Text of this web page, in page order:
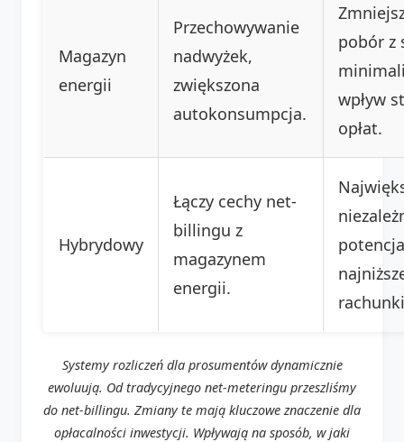
Magazyn
energii
Przechowywanie
nadwyżek,
zwiększona
autokonsumpcja.
pobór z
wpływ
opłat.
Hybrydowy
Łączy cechy net-
billingu z
magazynem
energii.
Systemy rozliczeń dla prosumentów dynamicznie
ewoluują. Od tradycyjnego net-meteringu przeszliśmy
do net-billingu. Zmiany te mają kluczowe znaczenie dla
opłacalności inwestycji. Wpływają na sposób, w jaki